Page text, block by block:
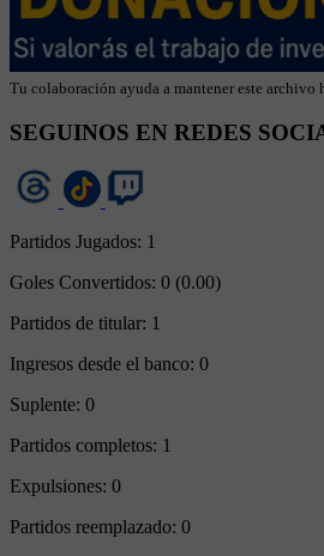
Tu colaboración ayuda a mantener este archivo
SEGUINOS EN REDES
Partidos Jugados: 1
Goles Convertidos: 0 (0.00)
Partidos de titular: 1
Ingresos desde el banco: 0
Suplente: 0
Partidos completos: 1
Expulsiones: 0
Partidos reemplazado: 0